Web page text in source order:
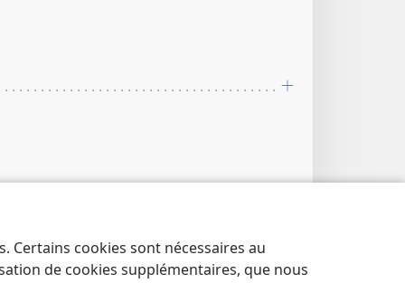
Certains cookies sont nécessaires au
de cookies supplémentaires, que nous